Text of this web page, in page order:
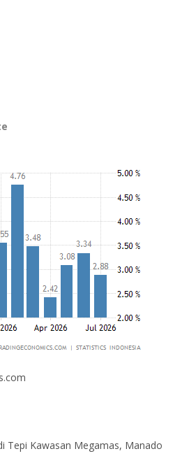
Tepi Kawasan Megamas, Manado